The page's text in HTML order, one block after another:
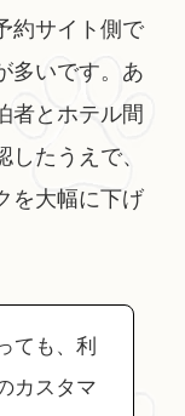
約サイト側で
多いです。あ
者とホテル間
たうえで、
を大幅に下げ
ても、利
カスタマ